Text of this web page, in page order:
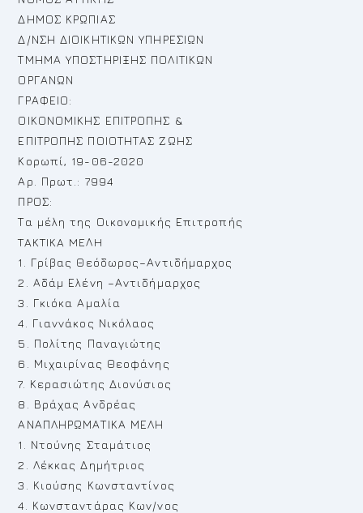
ΔΗΜΟΣ ΚΡΩΠΙΑΣ
Δ/ΝΣΗ ΔΙΟΙΚΗΤΙΚΩΝ ΥΠΗΡΕΣΙΩΝ
ΤΜΗΜΑ ΥΠΟΣΤΗΡΙΞΗΣ ΠΟΛΙΤΙΚΩΝ
ΟΡΓΑΝΩΝ
ΓΡΑΦΕΙΟ:
ΟΙΚΟΝΟΜΙΚΗΣ ΕΠΙΤΡΟΠΗΣ &
ΕΠΙΤΡΟΠΗΣ ΠΟΙΟΤΗΤΑΣ ΖΩΗΣ
Κορωπί, 19-06-2020
Αρ. Πρωτ.: 7994
ΠΡΟΣ:
Τα μέλη της Οικονομικής Επιτροπής
TAKTIKA MEΛH
1. Γρίβας Θεόδωρος–Αντιδήμαρχος
2. Αδάμ Ελένη –Αντιδήμαρχος
3. Γκιόκα Αμαλία
4. Γιαννάκος Νικόλαος
5. Πολίτης Παναγιώτης
6. Μιχαιρίνας Θεοφάνης
7. Κερασιώτης Διονύσιος
8. Βράχας Ανδρέας
ΑΝΑΠΛΗΡΩΜΑΤΙΚΑ ΜΕΛΗ
1. Ντούνης Σταμάτιος
2. Λέκκας Δημήτριος
3. Κιούσης Κωνσταντίνος
4. Κωνσταντάρας Κων/νος